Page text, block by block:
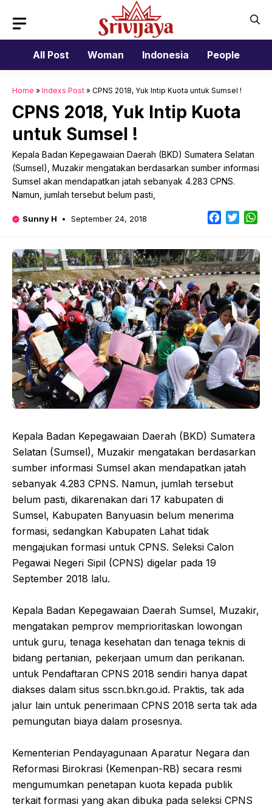
content
All Post
Woman Indonesia People
Home » Indexs Post » CPNS 2018, Yuk Intip Kuota untuk Sumsel !
CPNS 2018, Yuk Intip Kuota
untuk Sumsel !
Kepala Badan Kepegawaian Daerah (BKD) Sumatera Selatan
(Sumsel), Muzakir mengatakan berdasarkan sumber informasi
Sumsel akan mendapatkan jatah sebanyak 4.283 CPNS.
Namun, jumlah tersebut belum pasti,
Sunny H September 24, 2018 Facebook
Twitter
Kepala Badan Kepegawaian Daerah (BKD) Sumatera
Selatan (Sumsel), Muzakir mengatakan berdasarkan
sumber informasi Sumsel akan mendapatkan jatah
sebanyak 4.283 CPNS. Namun, jumlah tersebut
belum pasti, dikarenakan dari 17 kabupaten di
Sumsel, Kabupaten Banyuasin belum menerima
formasi, sedangkan Kabupaten Lahat tidak
mengajukan formasi untuk CPNS. Seleksi Calon
Pegawai Negeri Sipil (CPNS) digelar pada 19
September 2018 lalu.
Kepala Badan Kepegawaian Daerah Sumsel, Muzakir,
mengatakan pemprov memprioritaskan lowongan
untuk guru, tenaga kesehatan dan tenaga teknis di
bidang pertanian, pekerjaan umum dan perikanan.
untuk Pendaftaran CPNS 2018 sendiri hanya dapat
diakses dalam situs sscn.bkn.go.id. Praktis, tak ada
jalur lain untuk penerimaan CPNS 2018 serta tak ada
pemungutan biaya dalam prosesnya.
Kementerian Pendayagunaan Aparatur Negara dan
Reformasi Birokrasi (Kemenpan-RB) secara resmi
mengumumkan penetapan kuota kepada publik
terkait formasi yang akan dibuka pada seleksi CPNS